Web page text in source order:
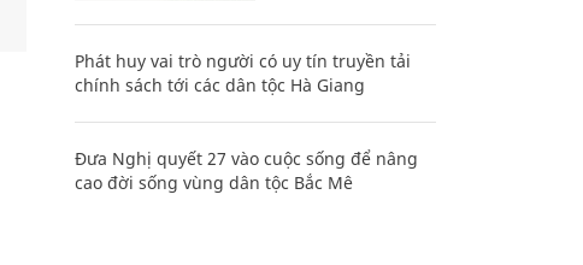
Phát huy vai trò người có uy tín truyền tải
chính sách tới các dân tộc Hà Giang
Đưa Nghị quyết 27 vào cuộc sống để nâng
cao đời sống vùng dân tộc Bắc Mê